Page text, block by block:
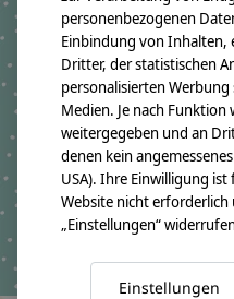
Geschwisterschultüte
aus Stoff Roboter und
Wunschnamen
€39,90 - €56,80
*Inkl. MwSt. zzgl.
personenbezogenen
Einbindung von Inhalten,
Dritter, der statistischen
personalisierten
Medien. Je nach
weitergegeben und an
denen kein
USA). Ihre Einwilligung
Website nicht
„Einstellungen“
Einstellungen